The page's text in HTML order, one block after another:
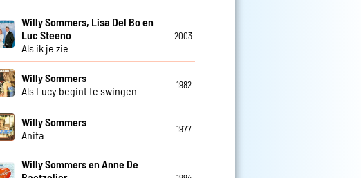
Willy Sommers, Lisa Del Bo en
Luc Steeno
Als ik je zie
2003
Willy Sommers
Als Lucy begint te swingen
1982
Willy Sommers
Anita
1977
Willy Sommers en Anne De